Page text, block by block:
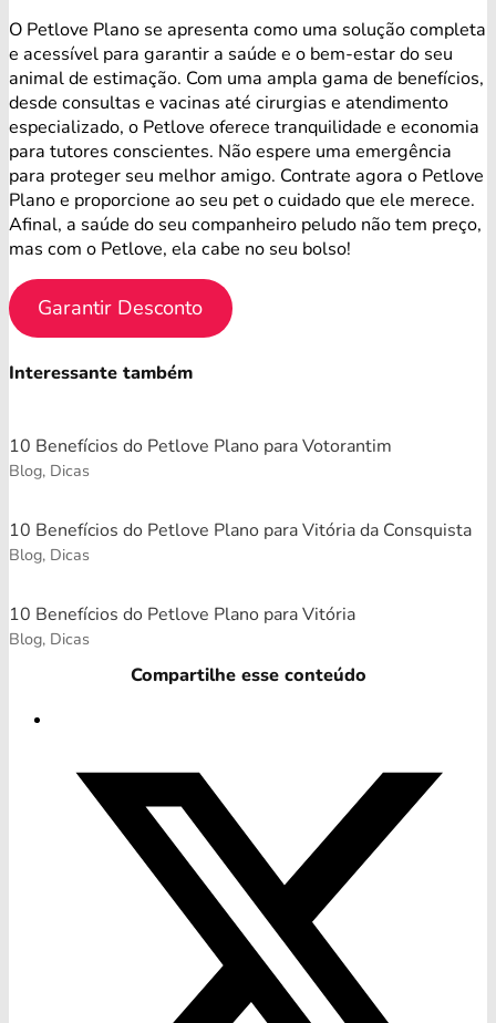
O Petlove Plano se apresenta como uma solução completa
e acessível para garantir a saúde e o bem-estar do seu
animal de estimação. Com uma ampla gama de benefícios,
desde consultas e vacinas até cirurgias e atendimento
especializado, o Petlove oferece tranquilidade e economia
para tutores conscientes. Não espere uma emergência
para proteger seu melhor amigo. Contrate agora o Petlove
Plano e proporcione ao seu pet o cuidado que ele merece.
Afinal, a saúde do seu companheiro peludo não tem preço,
mas com o Petlove, ela cabe no seu bolso!
Garantir Desconto
Interessante também
10 Benefícios do Petlove Plano para Votorantim
Blog, Dicas
10 Benefícios do Petlove Plano para Vitória da Consquista
Blog, Dicas
10 Benefícios do Petlove Plano para Vitória
Blog, Dicas
Compartilhe esse conteúdo